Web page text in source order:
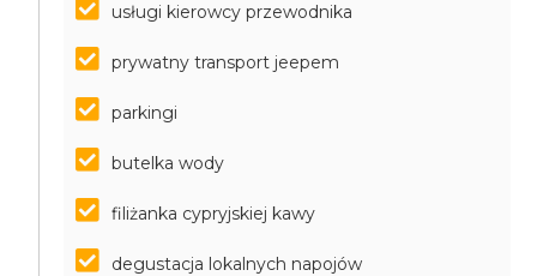
usługi kierowcy przewodnika
prywatny transport jeepem
parkingi
butelka wody
filiżanka cypryjskiej kawy
degustacja lokalnych napojów